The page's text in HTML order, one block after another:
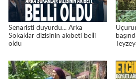
Senaristi duyurdu... Arka
Sokaklar dizisinin akıbeti belli
oldu